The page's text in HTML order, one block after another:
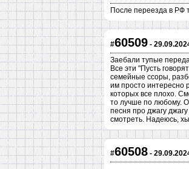
После переезда в РФ
#60509-
Заебали тупые
Все эти "Пусть
семейные ссоры,
им просто интересно
которых все плохо.
то лучше по любому.
песня про джагу
смотреть. Надеюсь,
#60508-